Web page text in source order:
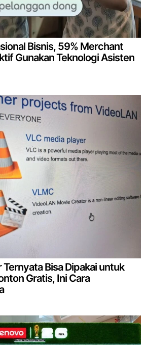
Bisnis, 59% Merchant
Gunakan Teknologi Asisten
Ternyata Bisa Dipakai untuk
Gratis, Ini Cara